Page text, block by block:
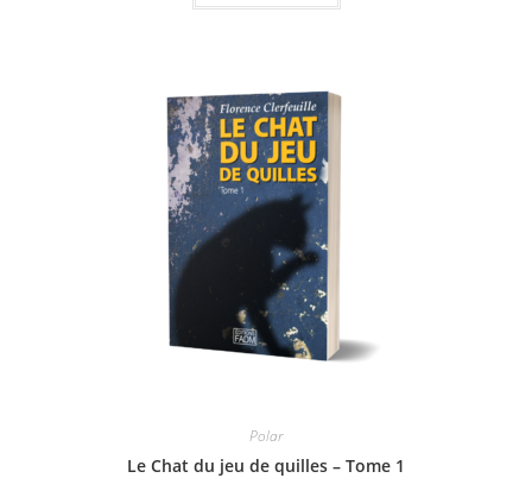
Polar
Le Chat du jeu de quilles – Tome 1